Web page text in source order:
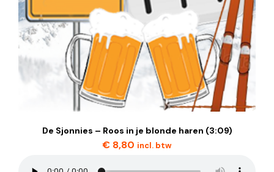
De Sjonnies – Roos in je blonde haren (3:09)
€ 8,80 incl. btw